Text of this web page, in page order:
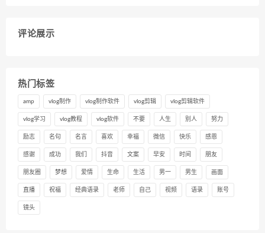
评论展示
热门标签
amp vlog制作 vlog制作软件 vlog剪辑 vlog剪辑软件
vlog学习 vlog教程 vlog软件 不要 人生 别人 努力
励志 名句 名言 喜欢 幸福 微信 快乐 感恩
感谢 成功 我们 抖音 文案 早安 时间 朋友
朋友圈 梦想 爱情 生命 生活 男一 男生 画面
直播 祝福 经典语录 老师 自己 视频 语录 账号
镜头